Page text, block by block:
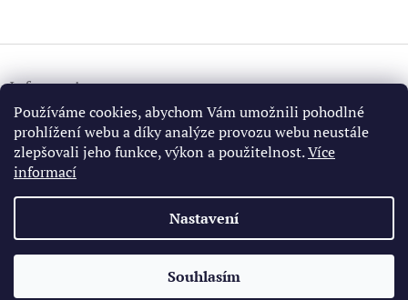
Používáme cookies, abychom Vám umožnili pohodlné
prohlížení webu a díky analýze provozu webu neustále
zlepšovali jeho funkce, výkon a použitelnost.Více
informací
Nastavení
Souhlasím
Z
á
pInformation
Všeobecné obchodní podmínky
GDPR
Jeff Sanders California Bridle Horse Vaquero Saddles
Copyright 2026California Vaquero Store
vyhrazena.Upravit nastavení cookies